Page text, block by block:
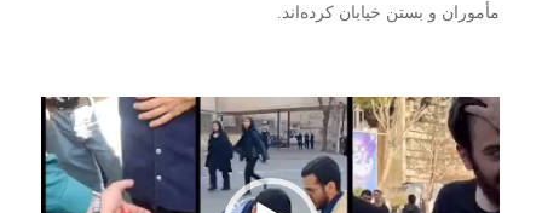
مأموران و بستن خیابان کرده‌اند.
نمایشگر
ویدیو